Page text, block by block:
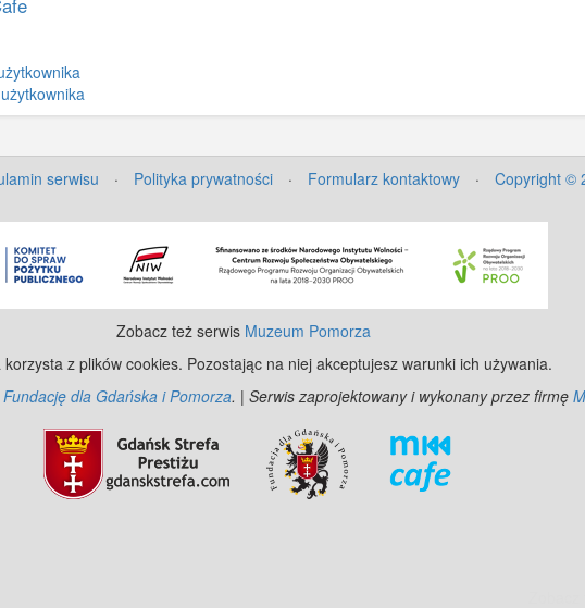
©OpenStreetMap
serwisu · Polityka prywatności · Formularz kontaktowy · Copyright ©
Zobacz też serwis Muzeum Pomorza
z plików cookies. Pozostając na niej akceptujesz warunki ich używania.
Fundację dla Gdańska i Pomorza. | Serwis zaprojektowany i wykonany przez firmę